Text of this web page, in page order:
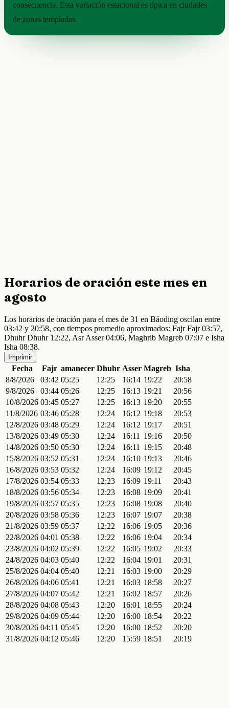
consecuencia. Esta variación estacional es típica en ciudades
de zonas templadas.
Horarios de oración este mes en
agosto
Los horarios de oración para el mes de 31 en Báoding oscilan entre
03:42 y 20:58, con tiempos promedio aproximados: Fajr Fajr 03:57,
Dhuhr Dhuhr 12:22, Asr Asser 04:06, Maghrib Magreb 07:07 e Isha
Isha 08:38.
Imprimir
Fecha Fajr amanecer Dhuhr Asser Magreb Isha
8/8/2026
03:42 05:25 12:25 16:14 19:22
20:58
9/8/2026
03:44 05:26 12:25 16:13 19:21
20:56
10/8/2026 03:45 05:27 12:25 16:13 19:20
20:55
11/8/2026 03:46 05:28 12:24 16:12 19:18
20:53
12/8/2026 03:48 05:29 12:24 16:12 19:17
20:51
13/8/2026 03:49 05:30 12:24 16:11 19:16
20:50
14/8/2026 03:50 05:30 12:24 16:11 19:15
20:48
15/8/2026 03:52 05:31 12:24 16:10 19:13
20:46
16/8/2026 03:53 05:32 12:24 16:09 19:12
20:45
17/8/2026 03:54 05:33 12:23 16:09 19:11
20:43
18/8/2026 03:56 05:34 12:23 16:08 19:09
20:41
19/8/2026 03:57 05:35 12:23 16:08 19:08
20:40
20/8/2026 03:58 05:36 12:23 16:07 19:07
20:38
21/8/2026 03:59 05:37 12:22 16:06 19:05
20:36
22/8/2026 04:01 05:38 12:22 16:06 19:04
20:34
23/8/2026 04:02 05:39 12:22 16:05 19:02
20:33
24/8/2026 04:03 05:40 12:22 16:04 19:01
20:31
25/8/2026 04:04 05:40 12:21 16:03 19:00
20:29
26/8/2026 04:06 05:41 12:21 16:03 18:58
20:27
27/8/2026 04:07 05:42 12:21 16:02 18:57
20:26
28/8/2026 04:08 05:43 12:20 16:01 18:55
20:24
29/8/2026 04:09 05:44 12:20 16:00 18:54
20:22
30/8/2026 04:11 05:45 12:20 16:00 18:52
20:20
31/8/2026 04:12 05:46 12:20 15:59 18:51 20:19